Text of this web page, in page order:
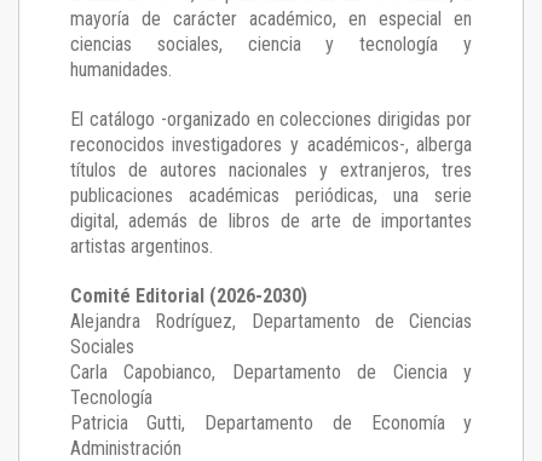
mayoría de carácter académico, en especial en
ciencias sociales, ciencia y tecnología y
humanidades.
El catálogo -organizado en colecciones dirigidas por
reconocidos investigadores y académicos-, alberga
títulos de autores nacionales y extranjeros, tres
publicaciones académicas periódicas, una serie
digital, además de libros de arte de importantes
artistas argentinos.
Comité Editorial (2026-2030)
Alejandra Rodríguez, Departamento de Ciencias
Sociales
Carla Capobianco, Departamento de Ciencia y
Tecnología
Patricia Gutti, Departamento de Economía y
Administración